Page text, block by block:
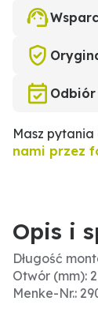
Masz
nami przez
Opis i
Długość
Otwór (mm):
Menke-Nr.: